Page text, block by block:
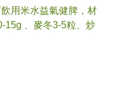
用米水益氣健脾，材
15g 、麥冬3-5粒、炒